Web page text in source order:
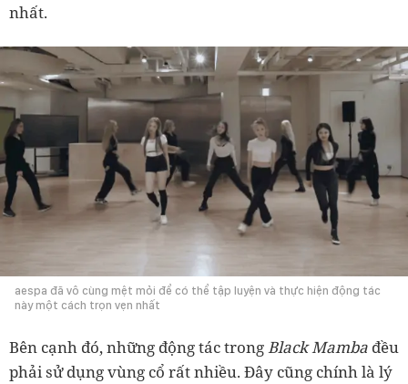
nhất.
aespa đã vô cùng mệt mỏi để có thể tập luyện và thực hiện động tác
này một cách trọn vẹn nhất
Bên cạnh đó, những động tác trongBlack Mamba đều
phải sử dụng vùng cổ rất nhiều. Đây cũng chính là lý